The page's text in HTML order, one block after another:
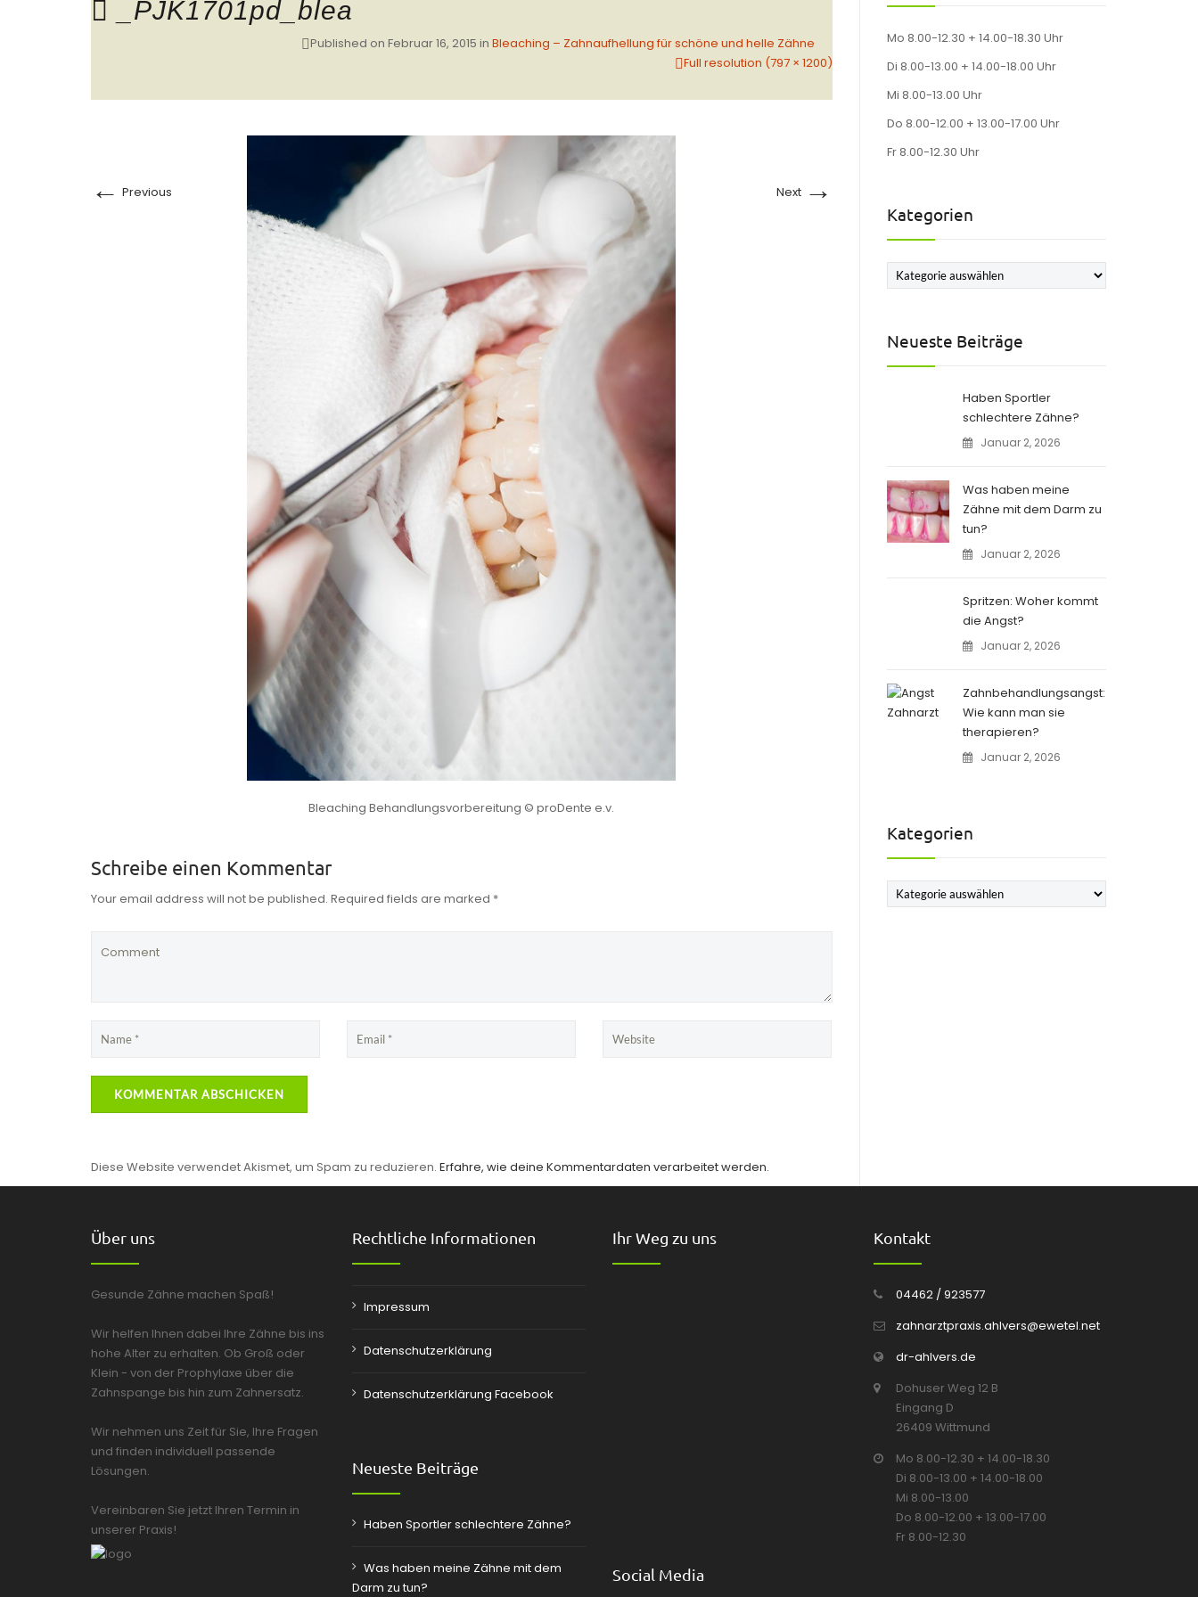
_PJK1701pd_blea
Published on Februar 16, 2015 in Bleaching – Zahnaufhellung für schöne und helle Zähne
Full resolution (797 × 1200)
← Previous Next →
Bleaching Behandlungsvorbereitung © proDente e.v.
Schreibe einen Kommentar
Your email address will not be published. Required fields are marked *
Diese Website verwendet Akismet, um Spam zu reduzieren. Erfahre, wie deine Kommentardaten verarbeitet werden.
Mo 8.00-12.30 + 14.00-18.30 Uhr
Di 8.00-13.00 + 14.00-18.00 Uhr
Mi 8.00-13.00 Uhr
Do 8.00-12.00 + 13.00-17.00 Uhr
Fr 8.00-12.30 Uhr
Kategorien
Kategorien
Neueste Beiträge
Haben Sportler
schlechtere Zähne?
Januar 2, 2026
Was haben meine
Zähne mit dem Darm zu
tun?
Januar 2, 2026
Spritzen: Woher kommt
die Angst?
Januar 2, 2026
Zahnbehandlungsangst:
Wie kann man sie
therapieren?
Januar 2, 2026
Kategorien
Kategorien
Über uns
Gesunde Zähne machen Spaß!
Wir helfen Ihnen dabei Ihre Zähne bis ins
hohe Alter zu erhalten. Ob Groß oder
Klein - von der Prophylaxe über die
Zahnspange bis hin zum Zahnersatz.
Wir nehmen uns Zeit für Sie, Ihre Fragen
und finden individuell passende
Lösungen.
Vereinbaren Sie jetzt Ihren Termin in
unserer Praxis!
Rechtliche Informationen
Impressum
Datenschutzerklärung
Datenschutzerklärung Facebook
Neueste Beiträge
Haben Sportler schlechtere Zähne?
Was haben meine Zähne mit dem
Darm zu tun?
Ihr Weg zu uns
Social Media
Kontakt
04462 / 923577
zahnarztpraxis.ahlvers@ewetel.net
dr-ahlvers.de
Dohuser Weg 12 B
Eingang D
26409 Wittmund
Mo 8.00-12.30 + 14.00-18.30
Di 8.00-13.00 + 14.00-18.00
Mi 8.00-13.00
Do 8.00-12.00 + 13.00-17.00
Fr 8.00-12.30